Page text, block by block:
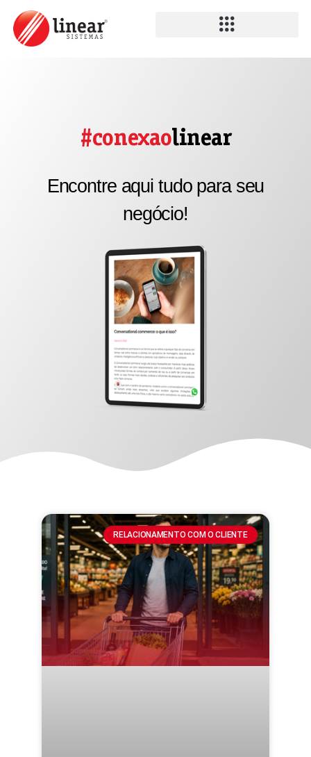
#conexaolinear
Encontre aqui tudo para seu
negócio!
RELACIONAMENTO COM O CLIENTE